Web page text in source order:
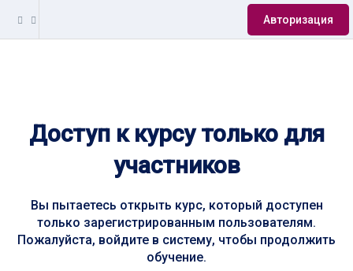
Авторизация
Доступ к курсу только для
участников
Вы пытаетесь открыть курс, который доступен
только зарегистрированным пользователям.
Пожалуйста, войдите в систему, чтобы продолжить
обучение.